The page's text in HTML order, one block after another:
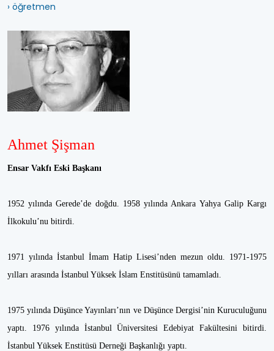
› öğretmen
Ahmet Şişman
Ensar Vakfı Eski Başkanı
1952 yılında Gerede’de doğdu. 1958 yılında Ankara Yahya Galip Kargı
İlkokulu’nu bitirdi.
1971 yılında İstanbul İmam Hatip Lisesi’nden mezun oldu. 1971-1975
yılları arasında İstanbul Yüksek İslam Enstitüsünü tamamladı.
1975 yılında Düşünce Yayınları’nın ve Düşünce Dergisi’nin Kuruculuğunu
yaptı. 1976 yılında İstanbul Üniversitesi Edebiyat Fakültesini bitirdi.
İstanbul Yüksek Enstitüsü Derneği Başkanlığı yaptı.